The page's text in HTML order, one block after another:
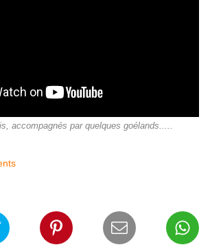
accompagnés par quelques goélands.....